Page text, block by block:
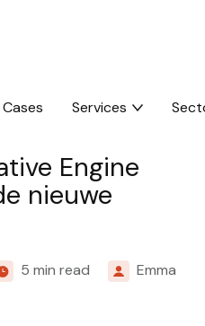
Cases Services
Engine
nieuwe
5 min read
Emma